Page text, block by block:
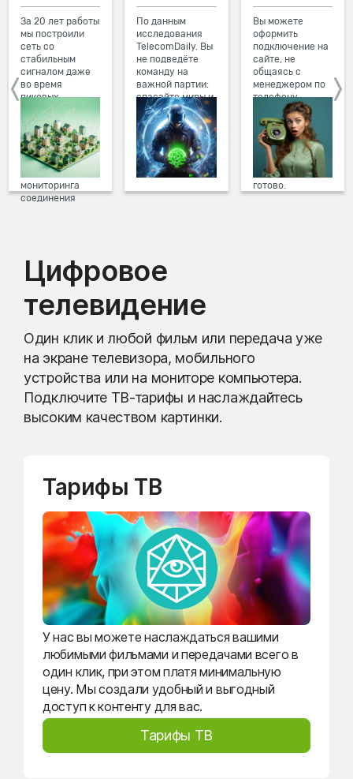
За 20 лет работы
мы построили
сеть со
стабильным
сигналом даже
во время
пиковых
нагрузок в
вечернее время.
Мы постоянно
обновляем наше
оборудование в
домах, а система
мониторинга
соединения
По данным
исследования
TelecomDaily. Вы
не подведёте
команду на
важной партии:
спасайте миры и
побеждайте с
друзьями в
онлайн-играх.
Вы можете
оформить
подключение на
сайте, не
общаясь с
менеджером по
телефону.
Просто в три
клика заполните
форму заявки на
сайте, выберите
дату и время
подключения,
готово.
Цифровое
телевидение
Один клик и любой фильм или передача уже
на экране телевизора, мобильного
устройства или на мониторе компьютера.
Подключите ТВ-тарифы и наслаждайтесь
высоким качеством картинки.
Тарифы ТВ
У нас вы можете наслаждаться вашими
любимыми фильмами и передачами всего в
один клик, при этом платя минимальную
цену. Мы создали удобный и выгодный
доступ к контенту для вас.
Тарифы ТВ